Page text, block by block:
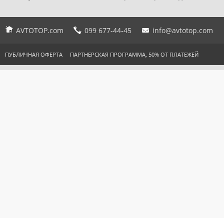
AVTOTOP.com 099 677-44-45 info@avtotop.com
ПУБЛИЧНАЯ ОФЕРТА ПАРТНЕРСКАЯ ПРОГРАММА, 50% ОТ ПЛАТЕЖЕЙ